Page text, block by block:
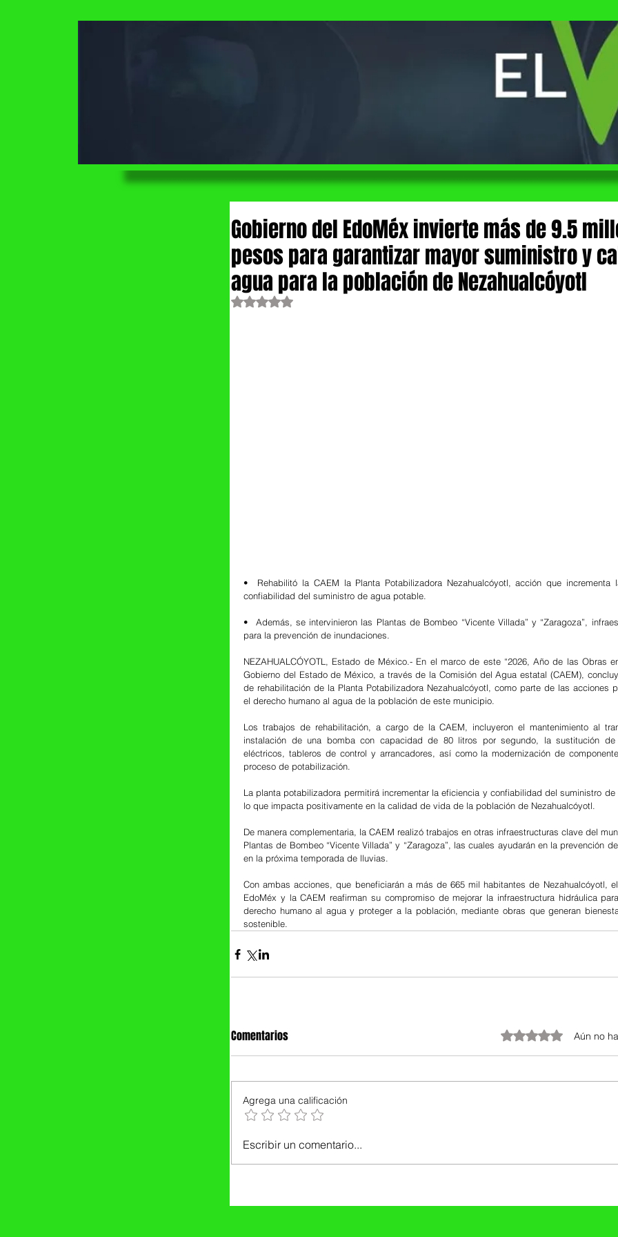
Gobierno del EdoMéx invierte más de 9.5
pesos para garantizar mayor suministro y
agua para la población de Nezahualcóyotl
Obtuvo NaN de 5 estrellas.
•⁠  ⁠Rehabilitó la CAEM la Planta Potabilizadora Nezahualcóyotl, acción que incrementa
confiabilidad del suministro de agua potable.
•⁠  ⁠Además, se intervinieron las Plantas de Bombeo “Vicente Villada” y “Zaragoza”,
para la prevención de inundaciones.
NEZAHUALCÓYOTL, Estado de México.- En el marco de este “2026, Año de las Obras
Gobierno del Estado de México, a través de la Comisión del Agua estatal (CAEM),
de rehabilitación de la Planta Potabilizadora Nezahualcóyotl, como parte de las acciones
el derecho humano al agua de la población de este municipio.
Los trabajos de rehabilitación, a cargo de la CAEM, incluyeron el mantenimiento al
instalación de una bomba con capacidad de 80 litros por segundo, la sustitución de
eléctricos, tableros de control y arrancadores, así como la modernización de
proceso de potabilización.
La planta potabilizadora permitirá incrementar la eficiencia y confiabilidad del suministro de
lo que impacta positivamente en la calidad de vida de la población de Nezahualcóyotl.
De manera complementaria, la CAEM realizó trabajos en otras infraestructuras clave del
Plantas de Bombeo “Vicente Villada” y “Zaragoza”, las cuales ayudarán en la prevención
en la próxima temporada de lluvias.
Con ambas acciones, que beneficiarán a más de 665 mil habitantes de Nezahualcóyotl,
EdoMéx y la CAEM reafirman su compromiso de mejorar la infraestructura hidráulica
derecho humano al agua y proteger a la población, mediante obras que generan
sostenible.
Comentarios Obtuvo 0 de 5 estrellas.
Aún no
Agrega una calificación
Escribir un comentario...